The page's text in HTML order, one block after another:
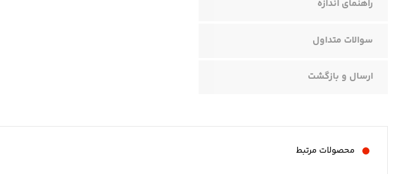
راهنمای اندازه
سوالات متداول
ارسال و بازگشت
محصولات مرتبط